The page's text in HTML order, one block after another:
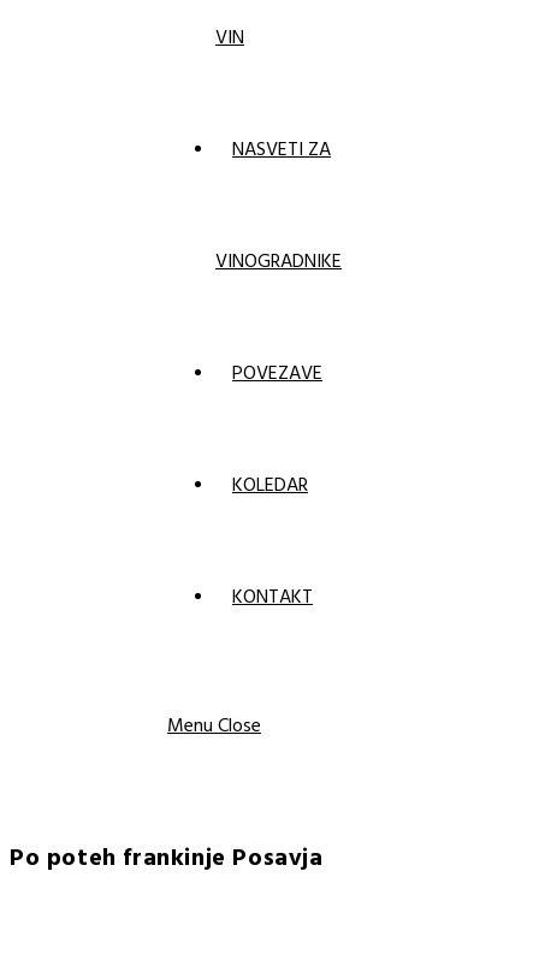
VIN
NASVETI ZA
VINOGRADNIKE
POVEZAVE
KOLEDAR
KONTAKT
MenuClose
Po poteh frankinje Posavja